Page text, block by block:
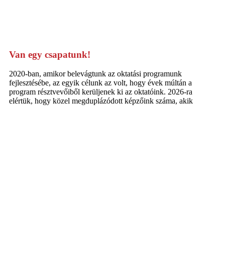
Van egy csapatunk!
2020-ban, amikor belevágtunk az oktatási programunk
fejlesztésébe, az egyik célunk az volt, hogy évek múltán a
program résztvevőiből kerüljenek ki az oktatóink. 2026-ra
elértük, hogy közel megduplázódott képzőink száma, akik